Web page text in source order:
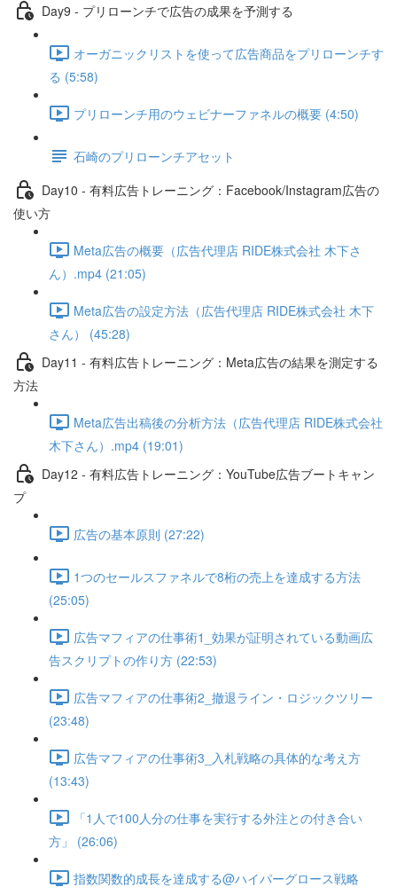
Day9 - プリローンチで広告の成果を予測する
オーガニックリストを使って広告商品をプリローンチす
る (5:58)
プリローンチ用のウェビナーファネルの概要 (4:50)
石崎のプリローンチアセット
Day10 - 有料広告トレーニング：Facebook/Instagram広告の
使い方
Meta広告の概要（広告代理店 RIDE株式会社 木下さ
ん）.mp4 (21:05)
Meta広告の設定方法（広告代理店 RIDE株式会社 木下
さん） (45:28)
Day11 - 有料広告トレーニング：Meta広告の結果を測定する
方法
Meta広告出稿後の分析方法（広告代理店 RIDE株式会社
木下さん）.mp4 (19:01)
Day12 - 有料広告トレーニング：YouTube広告ブートキャン
プ
広告の基本原則 (27:22)
1つのセールスファネルで8桁の売上を達成する方法
(25:05)
広告マフィアの仕事術1_効果が証明されている動画広
告スクリプトの作り方 (22:53)
広告マフィアの仕事術2_撤退ライン・ロジックツリー
(23:48)
広告マフィアの仕事術3_入札戦略の具体的な考え方
(13:43)
「1人で100人分の仕事を実行する外注との付き合い
方」 (26:06)
指数関数的成長を達成する@ハイパーグロース戦略